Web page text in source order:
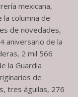
mexicana,
la columna de
de novedades,
aniversario de la
2 mil 566
la Guardia
de
tres águilas, 276